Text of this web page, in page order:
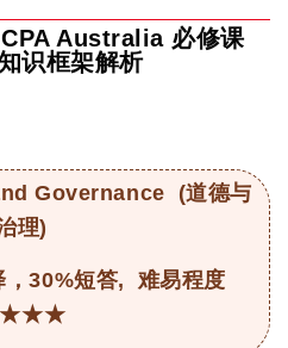
Australia 必修课
识框架解析
Governance (道德与
理)
，30%短答, 难易程度
★